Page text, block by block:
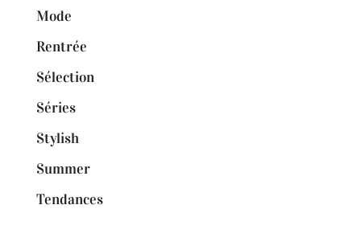
Mode
Rentrée
Sélection
Séries
Stylish
Summer
Tendances